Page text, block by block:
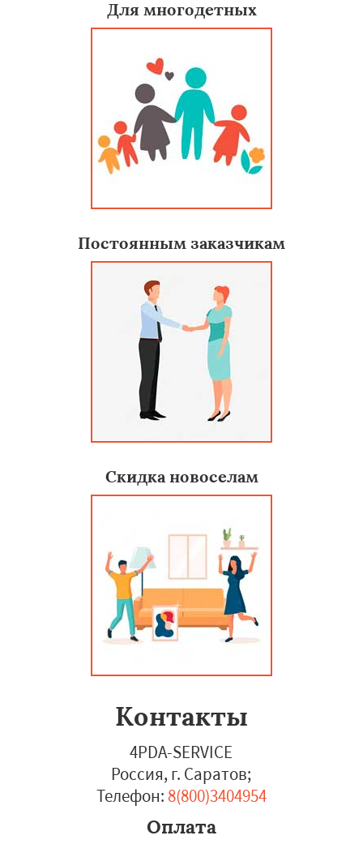
Для многодетных
Постоянным заказчикам
Скидка новоселам
Контакты
4PDA-SERVICE
Россия, г. Саратов;
Телефон: 8(800)3404954
Оплата